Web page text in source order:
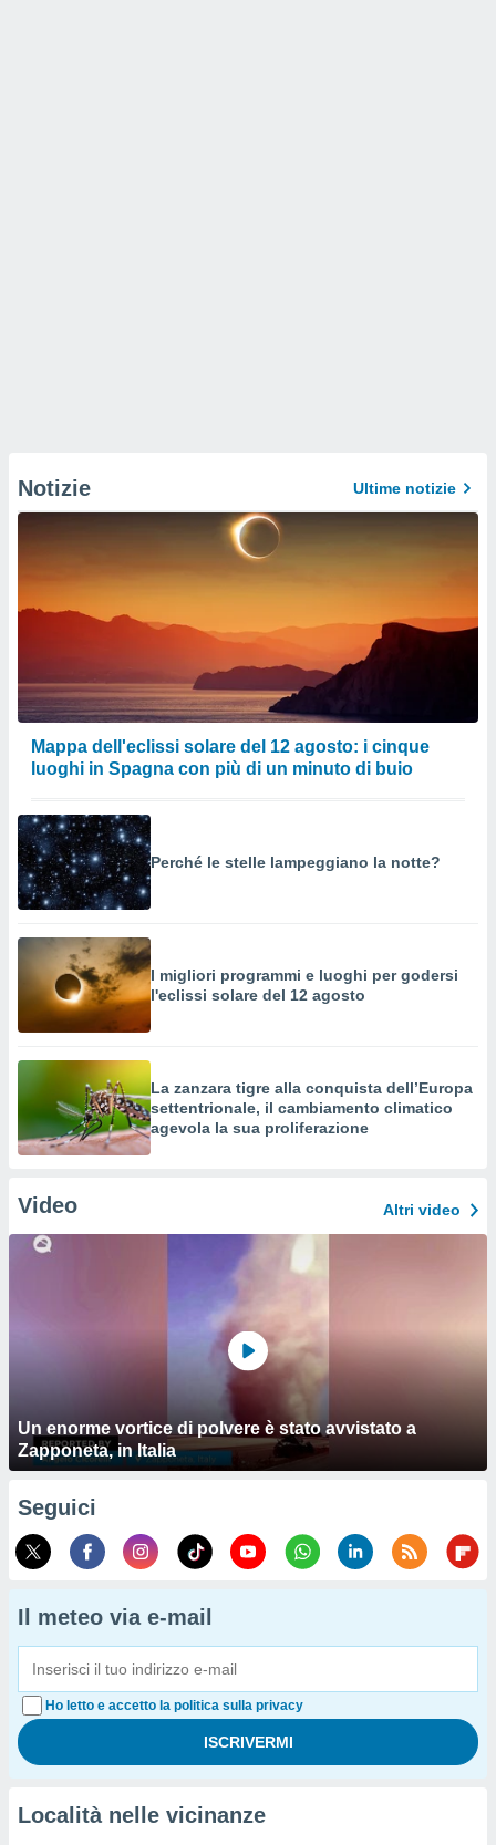
Notizie Ultime notizie
Mappa dell'eclissi solare del 12 agosto: i cinque
luoghi in Spagna con più di un minuto di buio
Perché le stelle lampeggiano la notte?
I migliori programmi e luoghi per godersi
l'eclissi solare del 12 agosto
La zanzara tigre alla conquista dell’Europa
settentrionale, il cambiamento climatico
agevola la sua proliferazione
Video Altri video
Un enorme vortice di polvere è stato avvistato a
Zapponeta, in Italia
Seguici
Il meteo via e-mail
Ho letto e accetto la politica sulla privacy
Località nelle vicinanze